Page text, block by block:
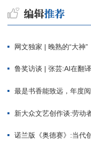
网文独家 | 晚熟的“大神”
鲁奖访谈 | 张芸:AI在翻
最是书香能致远，年度
新大众文艺创作谈:劳动
诺兰版《奥德赛》:当代